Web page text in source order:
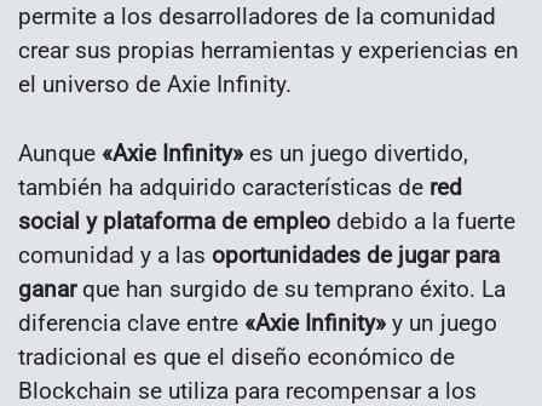
permite a los desarrolladores de la comunidad
crear sus propias herramientas y experiencias en
el universo de Axie Infinity.
Aunque «Axie Infinity» es un juego divertido,
también ha adquirido características de red
social y plataforma de empleo debido a la fuerte
comunidad y a las oportunidades de jugar para
ganarque han surgido de su temprano éxito. La
diferencia clave entre «Axie Infinity» y un juego
tradicional es que el diseño económico de
Blockchain se utiliza para recompensar a los